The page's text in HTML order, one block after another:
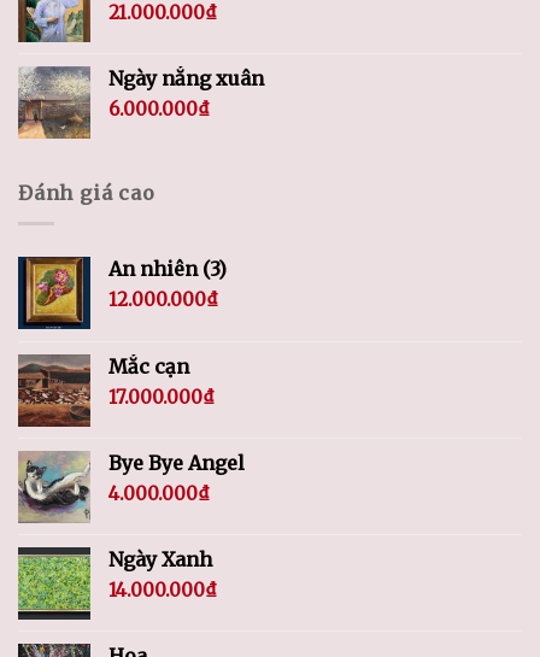
21.000.000₫
Ngày nắng xuân
6.000.000₫
Đánh giá cao
An nhiên (3)
12.000.000₫
Mắc cạn
17.000.000₫
Bye Bye Angel
4.000.000₫
Ngày Xanh
14.000.000₫